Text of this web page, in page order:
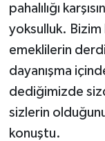
pahalılığı
yoksulluk.
emeklilerin
dayanışma
dediğimizde
sizlerin
konuştu.